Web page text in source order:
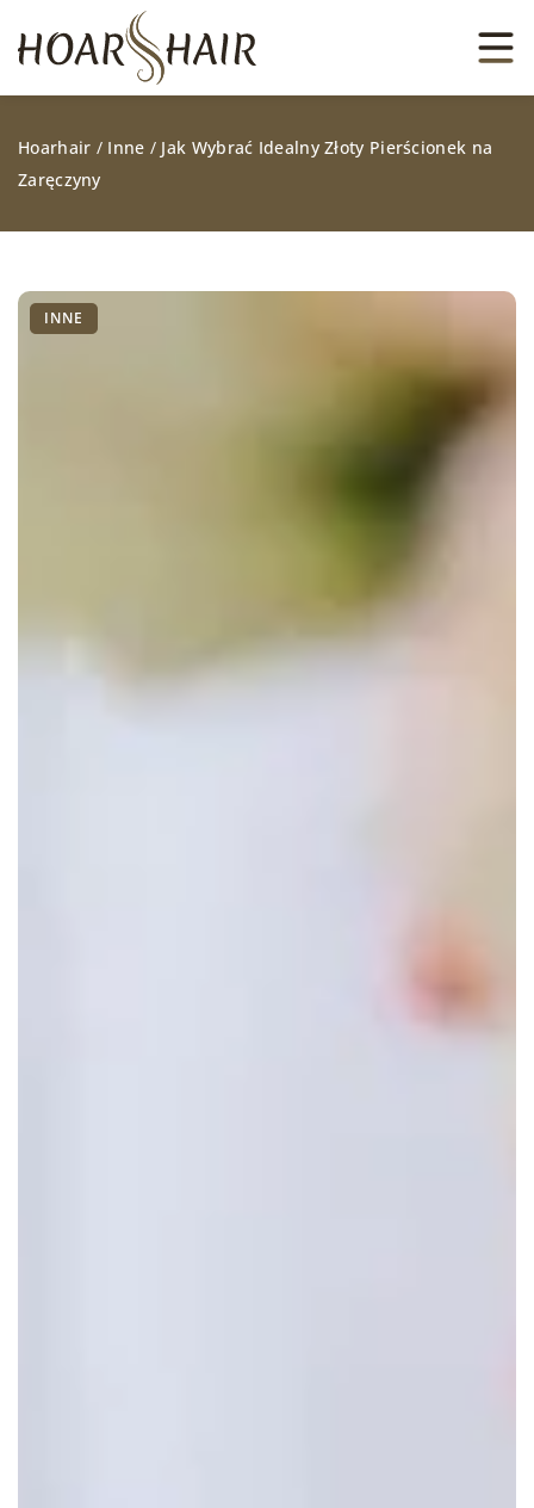
Hoarhair / Inne / Jak Wybrać Idealny Złoty Pierścionek na
Zaręczyny
INNE